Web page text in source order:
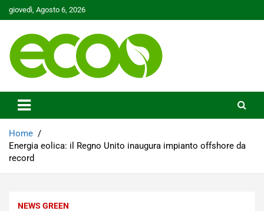
Skip
to
giovedì, Agosto 6, 2026
Ecoo.it
Home
Energia eolica: il Regno Unito inaugura impianto offshore da
record
NEWS GREEN